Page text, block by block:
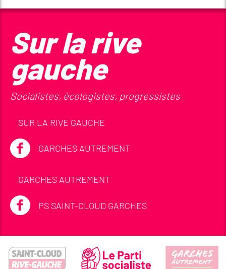
Sur la rive
gauche
Socialistes, écologistes, progressistes
SUR LA RIVE GAUCHE
GARCHES AUTREMENT
GARCHES AUTREMENT
PS SAINT-CLOUD GARCHES